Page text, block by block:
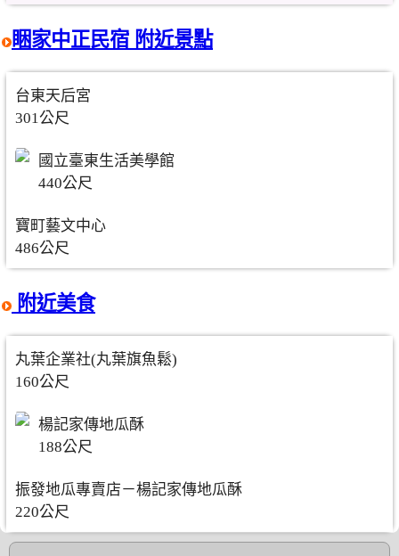
睏家中正民宿 附近景點
台東天后宮
301公尺
國立臺東生活美學館
440公尺
寶町藝文中心
486公尺
附近美食
丸葉企業社(丸葉旗魚鬆)
160公尺
楊記家傳地瓜酥
188公尺
振發地瓜專賣店－楊記家傳地瓜酥
220公尺